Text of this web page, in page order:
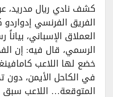
كشف نادي ريال مدريد،
الفريق الفرنسي إدواردو
العملاق الإسباني، بياناً
الرسمي، قال فيه: إن
خضع لها اللاعب
في الكاحل الأيمن، دون
المتوقعة… اللاعب سبق